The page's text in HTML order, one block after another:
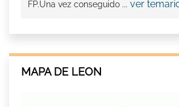
FP.Una vez conseguido ... ver
MAPA DE LEON